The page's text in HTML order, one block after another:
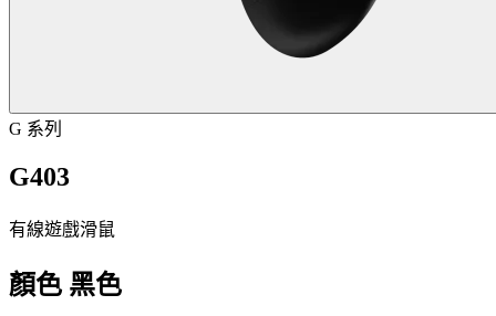
G 系列
G403
有線遊戲滑鼠
顏色 黑色